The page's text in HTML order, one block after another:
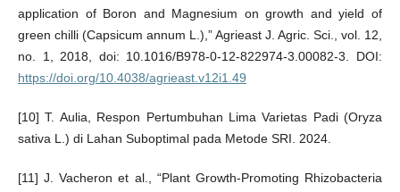
application of Boron and Magnesium on growth and yield of
green chilli (Capsicum annum L.),” Agrieast J. Agric. Sci., vol. 12,
no. 1, 2018, doi: 10.1016/B978-0-12-822974-3.00082-3. DOI:
https://doi.org/10.4038/agrieast.v12i1.49
[10] T. Aulia, Respon Pertumbuhan Lima Varietas Padi (Oryza
sativa L.) di Lahan Suboptimal pada Metode SRI. 2024.
[11] J. Vacheron et al., “Plant Growth-Promoting Rhizobacteria